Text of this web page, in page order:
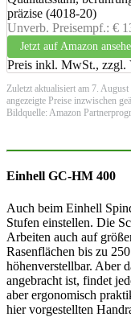
Unverb. Preisempf.: €
Jetzt auf Amazon
Preis inkl. MwSt., zzgl.
Zuletzt aktualisiert am 7.
angezeigte Preise inzwischen
Bildquelle: Amazon
Einhell GC-HM 400
Auch beim Einhell
Stufen einstellen. Die
Arbeiten auch auf
Rasenflächen bis zu
höhenverstellbar. Aber
angebracht ist, findet
aber ergonomisch
hier vorgestellten